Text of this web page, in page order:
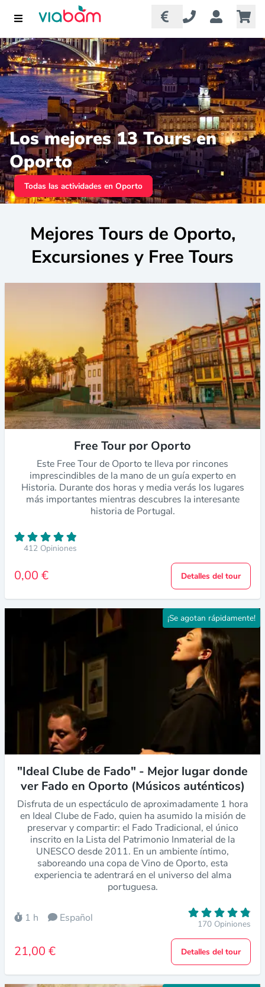
Los mejores 13 Tours en
Oporto
Todas las actividades en Oporto
Mejores Tours de Oporto,
Excursiones y Free Tours
Free Tour por Oporto
Este Free Tour de Oporto te lleva por rincones
imprescindibles de la mano de un guía experto en
Historia. Durante dos horas y media verás los lugares
más importantes mientras descubres la interesante
historia de Portugal.
412 Opiniones
0,00 € Detalles del tour
¡Se agotan rápidamente!
"Ideal Clube de Fado" - Mejor lugar donde
ver Fado en Oporto (Músicos auténticos)
Disfruta de un espectáculo de aproximadamente 1 hora
en Ideal Clube de Fado, quien ha asumido la misión de
preservar y compartir: el Fado Tradicional, el único
inscrito en la Lista del Patrimonio Inmaterial de la
UNESCO desde 2011. En un ambiente íntimo,
saboreando una copa de Vino de Oporto, esta
experiencia te adentrará en el universo del alma
portuguesa.
1 h Español 170 Opiniones
21,00 € Detalles del tour